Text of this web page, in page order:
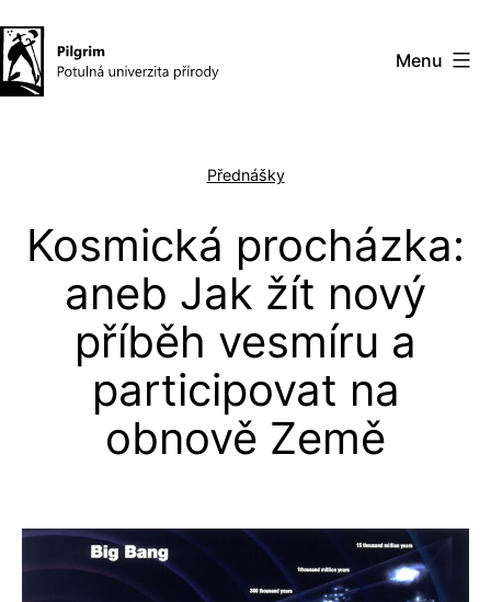
k
obsahu
univerzita
přírody
Menu
Přednášky
Kosmická procházka:
aneb Jak žít nový
příběh vesmíru a
participovat na
obnově Země